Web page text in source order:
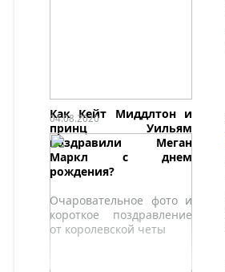
Как Кейт Миддлтон и
принц Уильям
поздравили Меган
Маркл с днем
рождения?
Очаровательное фото и
короткое поздравление
от королевской четы
04.08.2020